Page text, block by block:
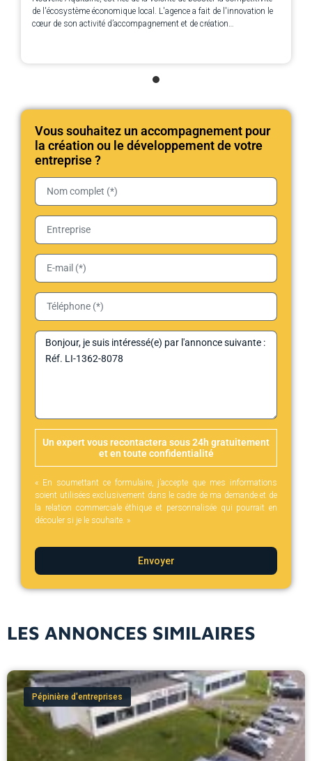
de l'écosystème économique local. L'agence a fait de l'innovation le
cœur de son activité d’accompagnement et de création
Vous souhaitez un accompagnement pour
la création ou le développement de votre
entreprise ?
Un expert vous recontactera sous 24h gratuitement
et en toute confidentialité
« En soumettant ce formulaire, j’accepte que mes informations
soient utilisées exclusivement dans le cadre de ma demande et de
la relation commerciale éthique et personnalisée qui pourrait en
découler si je le souhaite. »
Envoyer
LES ANNONCES SIMILAIRES
Pépinière d'entreprises